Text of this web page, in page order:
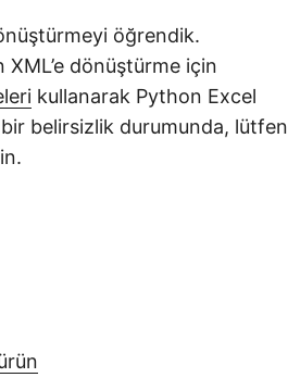
öğrendik.
dönüştürme için
kullanarak Python Excel
belirsizlik durumunda, lütfen